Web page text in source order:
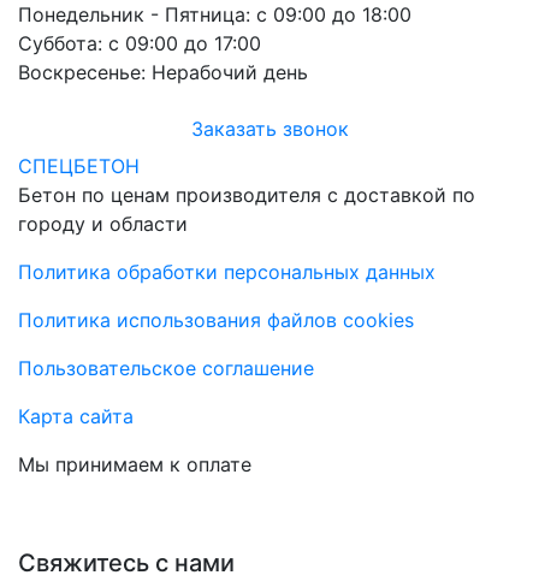
Понедельник - Пятница: с 09:00 до 18:00
Суббота: с 09:00 до 17:00
Воскресенье: Нерабочий день
Заказать звонок
СПЕЦБЕТОН
Бетон по ценам производителя с доставкой по
городу и области
Политика обработки персональных данных
Политика использования файлов cookies
Пользовательское соглашение
Карта сайта
Мы принимаем к оплате
Свяжитесь с нами